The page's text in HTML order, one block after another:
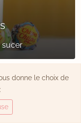
sucer
donne le choix de